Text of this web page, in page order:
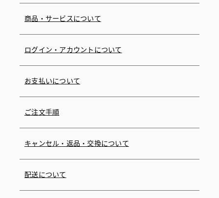
商品・サービスについて
ログイン・アカウントについて
お支払いについて
ご注文手順
キャンセル・返品・交換について
配送について